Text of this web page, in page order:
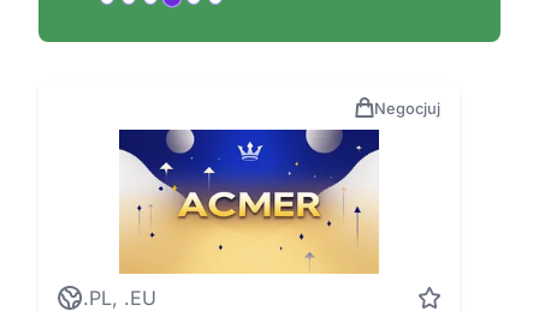
Negocjuj
.PL, .EU